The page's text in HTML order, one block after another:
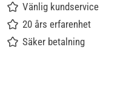
Vänlig kundservice
20 års erfarenhet
Säker betalning